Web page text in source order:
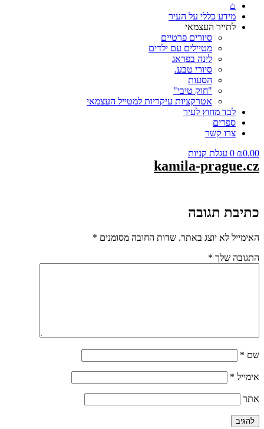
⌂
מידע כללי על העיר
לתייר העצמאי
סיורים פרטיים
מטיילים עם ילדים
לינה בפראג
סיורי טבע.
הסעות
"חוק טיבי"
אטרקציות עיקריות למטייל העצמאי
לבד מחוץ לעיר
ספרים
צרו קשר
₪0.00
0 עגלת קניות
kamila-prague.cz
כתיבת תגובה
האימייל לא יוצג באתר. שדות החובה מסומנים *
התגובה שלך *
שם *
אימייל *
אתר